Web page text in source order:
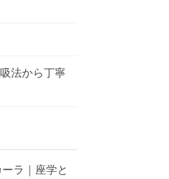
法から丁寧
ラ｜座学と